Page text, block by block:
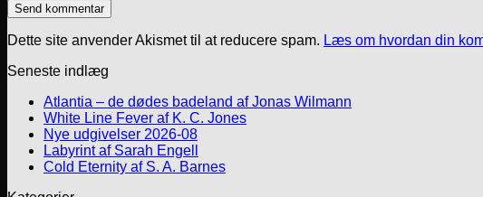
Dette site anvender Akismet til at reducere spam. Læs om hvordan din
Seneste indlæg
Atlantia – de dødes badeland af Jonas Wilmann
White Line Fever af K. C. Jones
Nye udgivelser 2026-08
Labyrint af Sarah Engell
Cold Eternity af S. A. Barnes